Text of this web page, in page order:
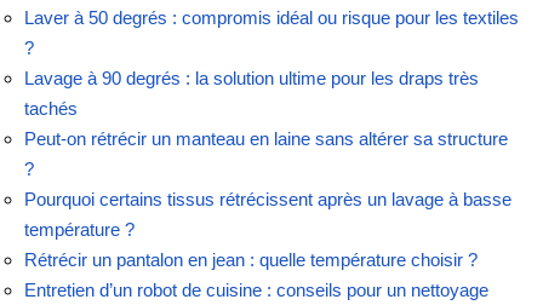
Laver à 50 degrés : compromis idéal ou risque pour les textiles
?
Lavage à 90 degrés : la solution ultime pour les draps très
tachés
Peut-on rétrécir un manteau en laine sans altérer sa structure
?
Pourquoi certains tissus rétrécissent après un lavage à basse
température ?
Rétrécir un pantalon en jean : quelle température choisir ?
Entretien d’un robot de cuisine : conseils pour un nettoyage